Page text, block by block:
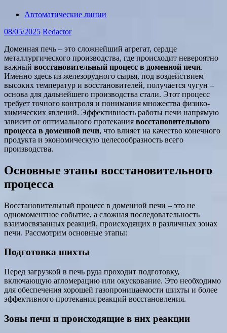
Автоматические линии
08/05/2025 Redactor
Доменная печь – это сложнейший агрегат, сердце
металлургического производства, где происходит невероятно
важный восстановительный процесс в доменной печи.
Именно здесь из железорудного сырья, под воздействием
высоких температур и восстановителей, получается чугун –
основа для дальнейшего производства стали. Этот процесс
требует точного контроля и понимания множества физико-
химических явлений. Эффективность работы печи напрямую
зависит от оптимального протекания восстановительного
процесса в доменной печи, что влияет на качество конечного
продукта и экономическую целесообразность всего
производства.
Основные этапы восстановительного
процесса
Восстановительный процесс в доменной печи – это не
одномоментное событие, а сложная последовательность
взаимосвязанных реакций, происходящих в различных зонах
печи. Рассмотрим основные этапы:
Подготовка шихты
Перед загрузкой в печь руда проходит подготовку,
включающую агломерацию или окускование. Это необходимо
для обеспечения хорошей газопроницаемости шихты и более
эффективного протекания реакций восстановления.
Зоны печи и происходящие в них реакции